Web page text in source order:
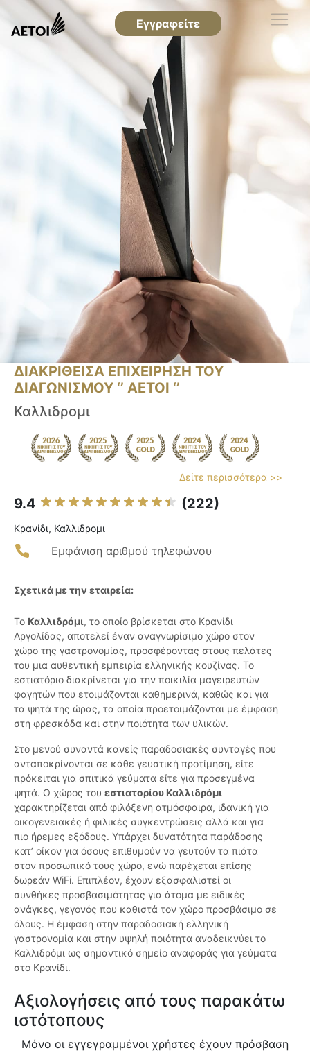
Εγγραφείτε
ΔΙΑΚΡΙΘΕΙΣΑ ΕΠΙΧΕΙΡΗΣΗ ΤΟΥ
ΔΙΑΓΩΝΙΣΜΟΥ ‘’ ΑΕΤΟΙ ‘’
Καλλιδρομι
Δείτε περισσότερα >>
9.4 (222)
Κρανίδι, Καλλιδρομι
Εμφάνιση αριθμού τηλεφώνου
Σχετικά με την εταιρεία:
Το Καλλιδρόμι, το οποίο βρίσκεται στο Κρανίδι
Αργολίδας, αποτελεί έναν αναγνωρίσιμο χώρο στον
χώρο της γαστρονομίας, προσφέροντας στους πελάτες
του μια αυθεντική εμπειρία ελληνικής κουζίνας. Το
εστιατόριο διακρίνεται για την ποικιλία μαγειρευτών
φαγητών που ετοιμάζονται καθημερινά, καθώς και για
τα ψητά της ώρας, τα οποία προετοιμάζονται με έμφαση
στη φρεσκάδα και στην ποιότητα των υλικών.
Στο μενού συναντά κανείς παραδοσιακές συνταγές που
ανταποκρίνονται σε κάθε γευστική προτίμηση, είτε
πρόκειται για σπιτικά γεύματα είτε για προσεγμένα
ψητά. Ο χώρος του εστιατορίου Καλλιδρόμι
χαρακτηρίζεται από φιλόξενη ατμόσφαιρα, ιδανική για
οικογενειακές ή φιλικές συγκεντρώσεις αλλά και για
πιο ήρεμες εξόδους. Υπάρχει δυνατότητα παράδοσης
κατ’ οίκον για όσους επιθυμούν να γευτούν τα πιάτα
στον προσωπικό τους χώρο, ενώ παρέχεται επίσης
δωρεάν WiFi. Επιπλέον, έχουν εξασφαλιστεί οι
συνθήκες προσβασιμότητας για άτομα με ειδικές
ανάγκες, γεγονός που καθιστά τον χώρο προσβάσιμο σε
όλους. Η έμφαση στην παραδοσιακή ελληνική
γαστρονομία και στην υψηλή ποιότητα αναδεικνύει το
Καλλιδρόμι ως σημαντικό σημείο αναφοράς για γεύματα
στο Κρανίδι.
Αξιολογήσεις από τους παρακάτω
ιστότοπους
Μόνο οι εγγεγραμμένοι χρήστες έχουν πρόσβαση